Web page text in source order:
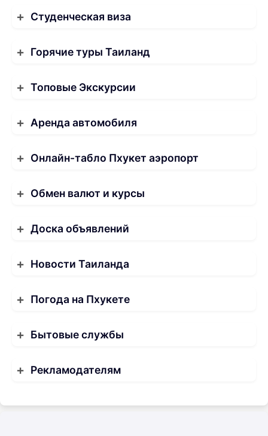
Студенческая виза
Горячие туры Таиланд
Топовые Экскурсии
Аренда автомобиля
Онлайн-табло Пхукет аэропорт
Обмен валют и курсы
Доска объявлений
Новости Таиланда
Погода на Пхукете
Бытовые службы
Рекламодателям